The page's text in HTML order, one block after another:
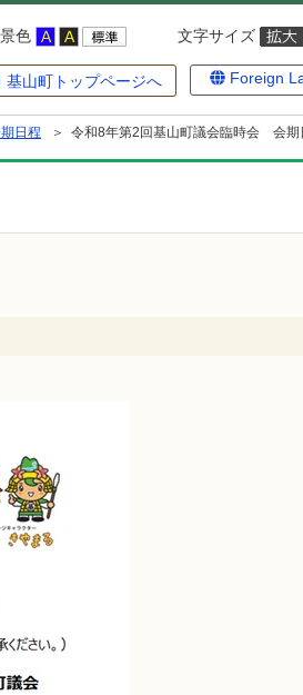
色 文字サイズ
基山町トップページへ Foreign
日程 ＞ 令和8年第2回基山町議会臨時会 会期